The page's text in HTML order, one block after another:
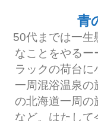
青
50代までは一生
なことをやるー
ラックの荷台
一周混浴温泉
の北海道一周の
など。はたして